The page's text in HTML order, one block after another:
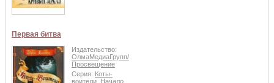
Первая битва
Издательство:
ОлмаМедиаГрупп/
Просвещение
Серия: Коты-
воители. Начало